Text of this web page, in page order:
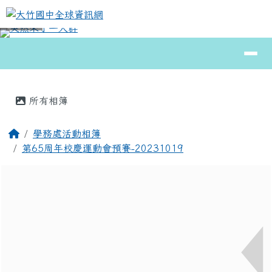
跳至主內容區
大竹國中全球資訊網
⏸
所有相簿
回首頁學務處活動相簿
第65周年校慶運動會預賽-20231019